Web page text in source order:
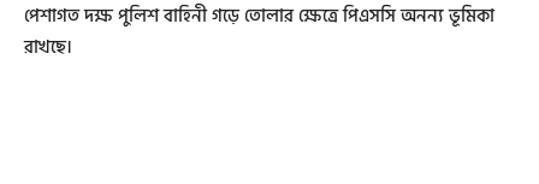
পেশাগত দক্ষ পুলিশ বাহিনী গড়ে তোলার ক্ষেত্রে পিএসসি অনন্য ভূমিকা
রাখছে।